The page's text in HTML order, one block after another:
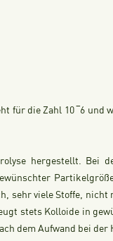
für die Zahl 10 ‾6
hergestellt. Bei
sehr viele Stoffe,
stets Kolloide in
dem Aufwand bei der